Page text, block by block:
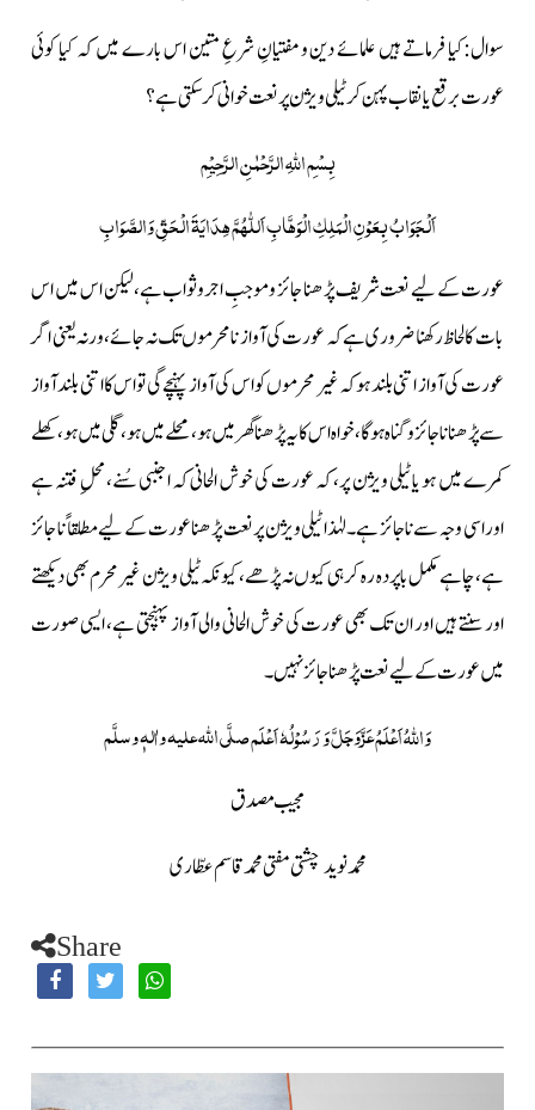
سوال:کیا فرماتے ہیں علمائے دین و مفتیانِ شرعِ متین اس بارے میں کہ کیا کوئی
عورت برقع یا نقاب پہن کر ٹیلی ویژن پر نعت خوانی کر سکتی ہے؟
بِسْمِ اللّٰہِ الرَّحْمٰنِ الرَّحِیْمِ
اَلْجَوَابُ بِعَوْنِ الْمَلِکِ الْوَھَّابِ اَللّٰھُمَّ ھِدَایَۃَ الْحَقِّ وَالصَّوَابِ
عورت کے لیے نعت شریف پڑھنا جائز وموجبِ اجروثواب ہے،لیکن اس میں اس
بات کا لحاظ رکھنا ضروری ہے کہ عورت کی آواز نامحرموں تک نہ جائے، ورنہ یعنی اگر
عورت کی آواز اتنی بلند ہوکہ غیر محرموں کواس کی آواز پہنچے گی تواس کااتنی بلندآواز
سے پڑھناناجائز و گناہ ہوگا، خواہ اس کایہ پڑھنا گھر میں ہو،محلے میں ہو، گلی میں ہو،کھلے
کمرے میں ہو یا ٹیلی ویژن پر، کہ عورت کی خوش الحانی کہ اجنبی سُنے،محلِ فتنہ ہے
اوراسی وجہ سے ناجائز ہے۔لہٰذا ٹیلی ویژن پرنعت پڑھنا عورت کے لیے مطلقاً نا جائز
ہے، چاہے مکمل باپردہ رہ کر ہی کیوں نہ پڑھے، کیونکہ ٹیلی ویژن غیر محرم بھی دیکھتے
اور سنتے ہیں اور ان تک بھی عورت کی خوش الحانی والی آواز پہنچتی ہے، ایسی صورت
میں عورت کے لیے نعت پڑھنا جائز نہیں۔
وَاللہُ اَعْلَمُعَزَّوَجَلَّوَ رَسُوْلُہٗ اَعْلَمصلَّی اللہ علیہ واٰلہٖ وسلَّم
مجیب مصدق
محمد نویدچشتیمفتی محمد قاسم عطّاری
Share